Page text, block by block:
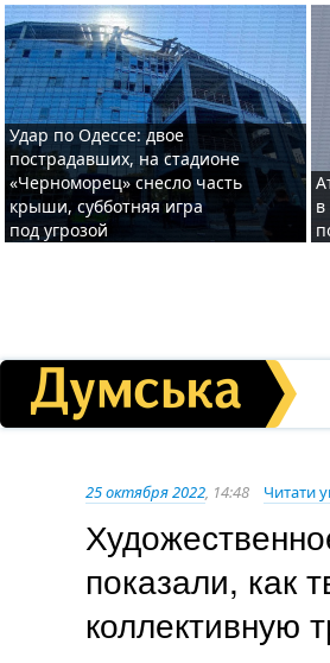
Удар по Одессе: двое
пострадавших, на стадионе
«Черноморец» снесло часть
крыши, субботняя игра
под угрозой
в
25 октября 2022, 14:48 Читати
показали, как
коллективную